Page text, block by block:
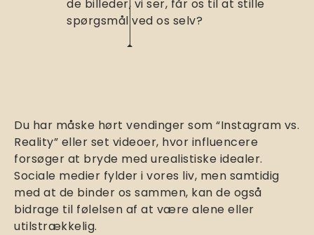
de billeder, vi ser, får os til at stille
spørgsmål ved os selv?
Du har måske hørt vendinger som “Instagram vs.
Reality” eller set videoer, hvor influencere
forsøger at bryde med urealistiske idealer.
Sociale medier fylder i vores liv, men samtidig
med at de binder os sammen, kan de også
bidrage til følelsen af at være alene eller
utilstrækkelig.